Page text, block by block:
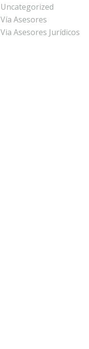
Uncategorized
Vía Asesores
Via Asesores Jurídicos